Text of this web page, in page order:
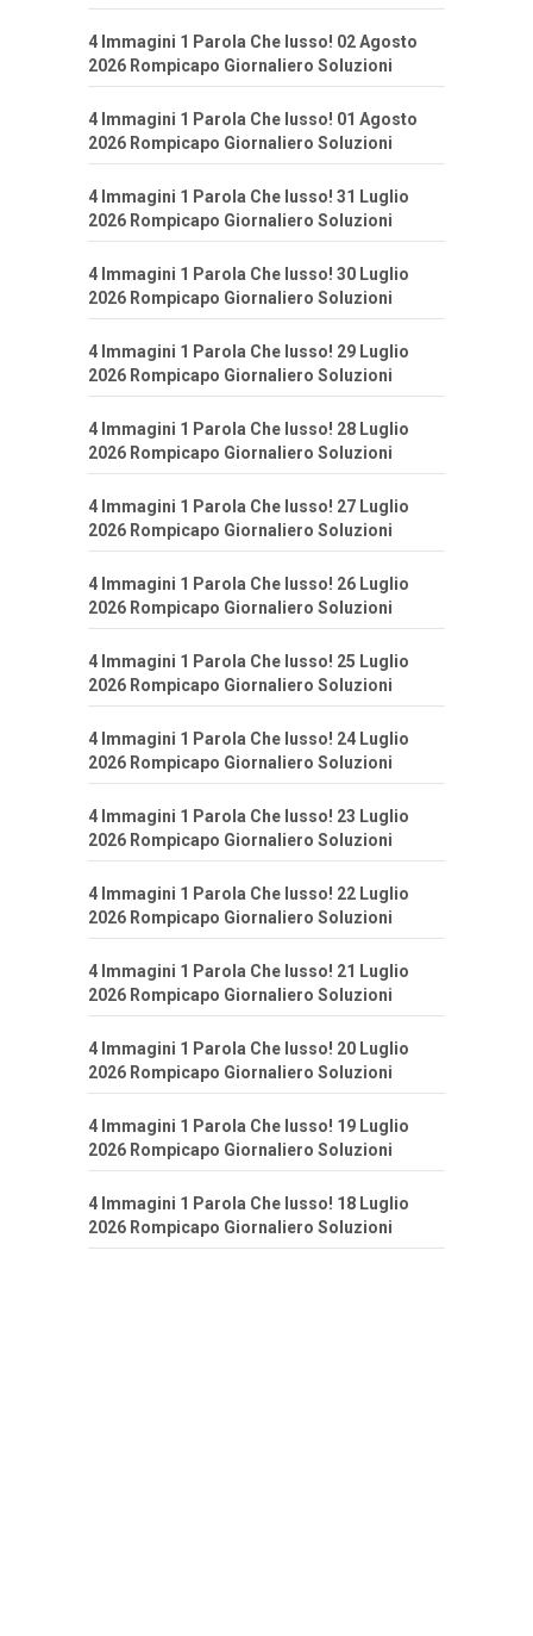
4 Immagini 1 Parola Che lusso! 02 Agosto
2026 Rompicapo Giornaliero Soluzioni
4 Immagini 1 Parola Che lusso! 01 Agosto
2026 Rompicapo Giornaliero Soluzioni
4 Immagini 1 Parola Che lusso! 31 Luglio
2026 Rompicapo Giornaliero Soluzioni
4 Immagini 1 Parola Che lusso! 30 Luglio
2026 Rompicapo Giornaliero Soluzioni
4 Immagini 1 Parola Che lusso! 29 Luglio
2026 Rompicapo Giornaliero Soluzioni
4 Immagini 1 Parola Che lusso! 28 Luglio
2026 Rompicapo Giornaliero Soluzioni
4 Immagini 1 Parola Che lusso! 27 Luglio
2026 Rompicapo Giornaliero Soluzioni
4 Immagini 1 Parola Che lusso! 26 Luglio
2026 Rompicapo Giornaliero Soluzioni
4 Immagini 1 Parola Che lusso! 25 Luglio
2026 Rompicapo Giornaliero Soluzioni
4 Immagini 1 Parola Che lusso! 24 Luglio
2026 Rompicapo Giornaliero Soluzioni
4 Immagini 1 Parola Che lusso! 23 Luglio
2026 Rompicapo Giornaliero Soluzioni
4 Immagini 1 Parola Che lusso! 22 Luglio
2026 Rompicapo Giornaliero Soluzioni
4 Immagini 1 Parola Che lusso! 21 Luglio
2026 Rompicapo Giornaliero Soluzioni
4 Immagini 1 Parola Che lusso! 20 Luglio
2026 Rompicapo Giornaliero Soluzioni
4 Immagini 1 Parola Che lusso! 19 Luglio
2026 Rompicapo Giornaliero Soluzioni
4 Immagini 1 Parola Che lusso! 18 Luglio
2026 Rompicapo Giornaliero Soluzioni